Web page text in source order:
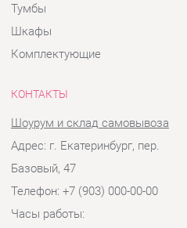
Адрес: г. Екатеринбург, пер.
Базовый, 47
Телефон: +7 (903) 000-00-00
Пн - Пт:10:00 - 18:00 (GMT+5)
Отправить сообщение